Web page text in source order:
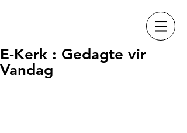
E-Kerk : Gedagte vir
Vandag